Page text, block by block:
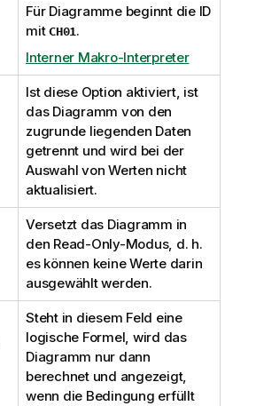
Für Diagramme beginnt die ID
mitCH01.
Interner Makro-Interpreter
Ist diese Option aktiviert, ist
das Diagramm von den
zugrunde liegenden Daten
getrennt und wird bei der
Auswahl von Werten nicht
aktualisiert.
Versetzt das Diagramm in
den Read-Only-Modus, d. h.
es können keine Werte darin
ausgewählt werden.
Steht in diesem Feld eine
logische Formel, wird das
Diagramm nur dann
berechnet und angezeigt,
wenn die Bedingung erfüllt